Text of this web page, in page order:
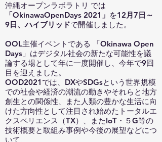
沖縄オープンラボラトリ では
「OkinawaOpenDays 2021」 を12月7日～
9日、ハイブリッドで開催しました。
OOL主催イベントである 「Okinawa Open
Days」はデジタル社会の新たな可能性を議
論する場として年に一度開催し、今年で9回
目を迎えました。
OOD2021では、DXやSDGsという世界規模
での社会や経済の潮流の動きやそれらと地方
創生との関係性、また人類の豊かな生活に向
けた方向性として注目され始めたトータルエ
クスペリエンス（TX）、またIoT・５G等の
技術概要と取組み事例や今後の展望などにつ
いて、